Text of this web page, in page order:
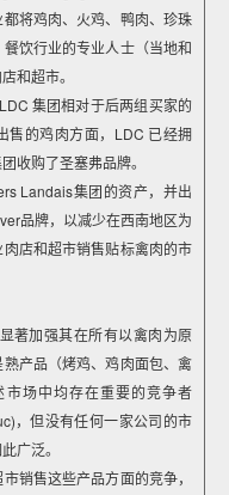
将鸡肉、火鸡、鸭肉、珍珠
饮行业的专业人士（当地和
和超市。
集团相对于后两组买家的
售的鸡肉方面，LDC 已经拥
收购了圣塞弗品牌。
Landais集团的资产，并出
品牌，以减少在西南地区为
店和超市销售贴标禽肉的市
著加强其在所有以禽肉为原
产品（烤鸡、鸡肉面包、禽
场中均存在重要的竞争者
，但没有任何一家公司的市
广泛。
销售这些产品方面的竞争，